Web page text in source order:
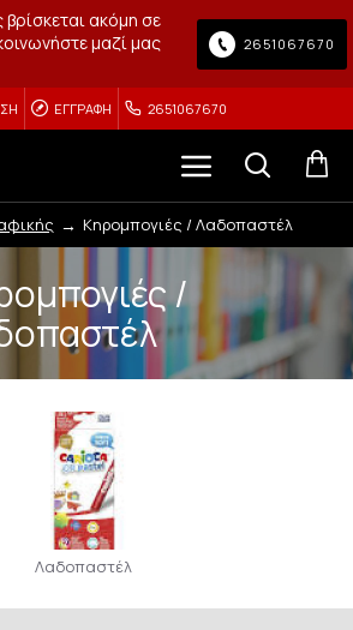
ακόμη σε
μαζί μας
2651067670
ΕΓΓΡΑΦΉ 2651067670
Κηρομπογιές / Λαδοπαστέλ
/
Λαδοπαστέλ